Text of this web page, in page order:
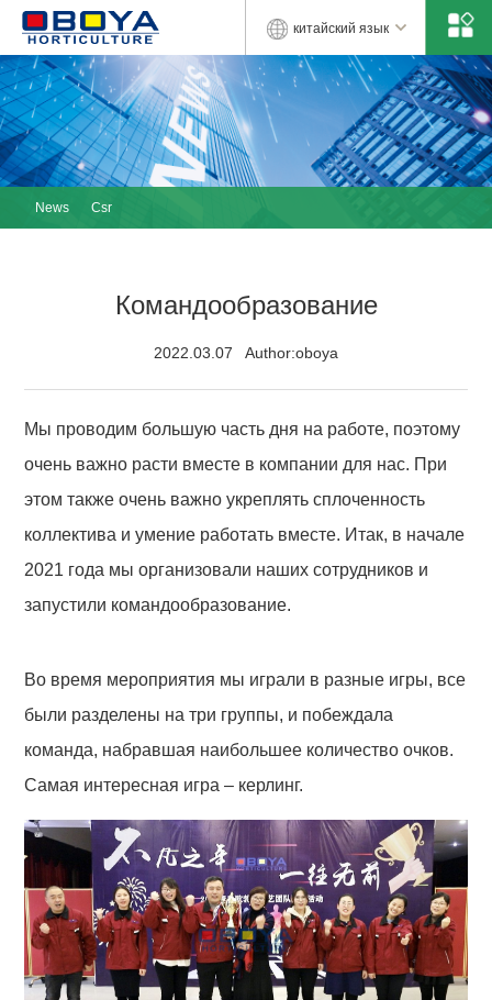
китайский язык
News Csr
Командообразование
2022.03.07 Author:oboya
Мы проводим большую часть дня на работе, поэтому
очень важно расти вместе в компании для нас. При
этом также очень важно укреплять сплоченность
коллектива и умение работать вместе. Итак, в начале
2021 года мы организовали наших сотрудников и
запустили командообразование.
Во время мероприятия мы играли в разные игры, все
были разделены на три группы, и побеждала
команда, набравшая наибольшее количество очков.
Самая интересная игра – керлинг.